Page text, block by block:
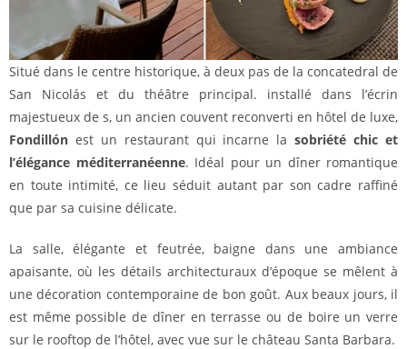
Situé dans le centre historique, à deux pas de la concatedral de
San Nicolás et du théâtre principal. installé dans l’écrin
majestueux de s, un ancien couvent reconverti en hôtel de luxe,
Fondillón est un restaurant qui incarne lasobriété chic et
l’élégance méditerranéenne. Idéal pour un dîner romantique
en toute intimité, ce lieu séduit autant par son cadre raffiné
que par sa cuisine délicate.
La salle, élégante et feutrée, baigne dans une ambiance
apaisante, où les détails architecturaux d’époque se mêlent à
une décoration contemporaine de bon goût. Aux beaux jours, il
est même possible de dîner en terrasse ou de boire un verre
sur le rooftop de l’hôtel, avec vue sur le château Santa Barbara.